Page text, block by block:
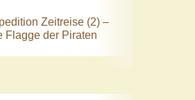
Zeitreise (2) –
Flagge der Piraten